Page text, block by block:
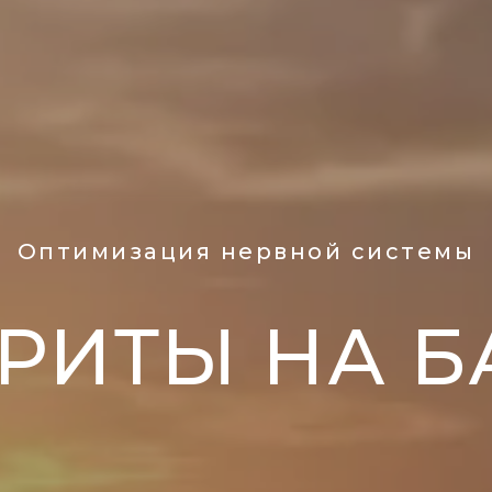
Оптимизация нервной системы
НА